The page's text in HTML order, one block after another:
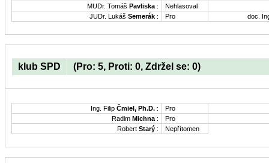
MUDr. Tomáš Pavliska :
Nehlasoval
JUDr. Lukáš Semerák : Pro doc.
klub SPD (Pro: 5, Proti: 0, Zdržel se: 0)
Ing. Filip Čmiel, Ph.D. :
Pro
Radim Michna :
Pro
Robert Starý : Nepřítomen